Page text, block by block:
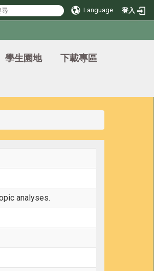
Language 登入
學生園地
下載專區
analyses.